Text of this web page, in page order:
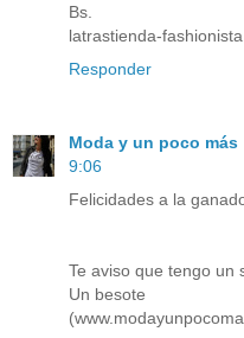
Bs.
latrastienda-
Responder
Moda y un poco más
9:06
Felicidades a la
Te aviso que tengo un
Un besote